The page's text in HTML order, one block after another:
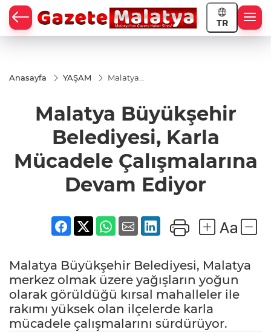
TR
Anasayfa YAŞAM
Malatya
Karla
Mücadele
Çalışmalarına
Devam
Ediyor
Malatya Büyükşehir
Belediyesi, Karla
Mücadele Çalışmalarına
Devam Ediyor
Malatya Büyükşehir Belediyesi, Malatya
merkez olmak üzere yağışların yoğun
olarak görüldüğü kırsal mahalleler ile
rakımı yüksek olan ilçelerde karla
mücadele çalışmalarını sürdürüyor.